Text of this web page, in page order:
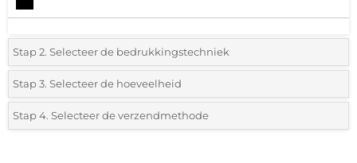
Stap 2. Selecteer de bedrukkingstechniek
*Selecteer de bedrukking en kleuren van het logo:
1 Kleur (Aan een kant)
Stap 3. Selecteer de hoeveelheid
*Selecteer uit de lijst of voeg het gewenste aantal in
Stap 4. Selecteer de verzendmethode